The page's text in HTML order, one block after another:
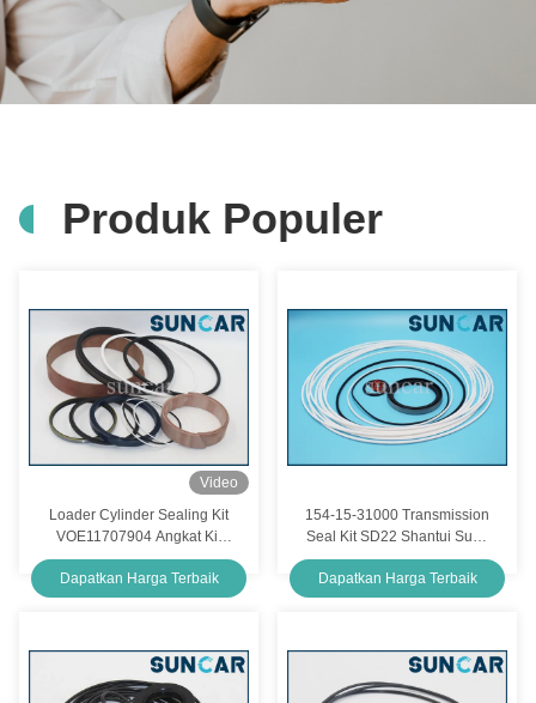
Produk Populer
Video
Loader Cylinder Sealing Kit
VOE11707904 Angkat Kit
Perbaikan Hidrolik Untuk
Model L330C
SUNCARVO.L.VO BM
Dapatkan Harga Terbaik
154-15-31000 Transmission
Seal Kit SD22 Shantui Suku
Cadang
Dapatkan Harga Terbaik